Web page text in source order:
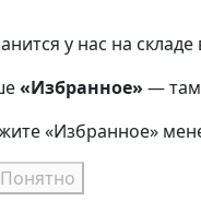
у нас на
«Избранное» — там
«Избранное»
Понятно